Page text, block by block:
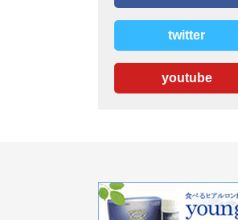
twitter
youtube